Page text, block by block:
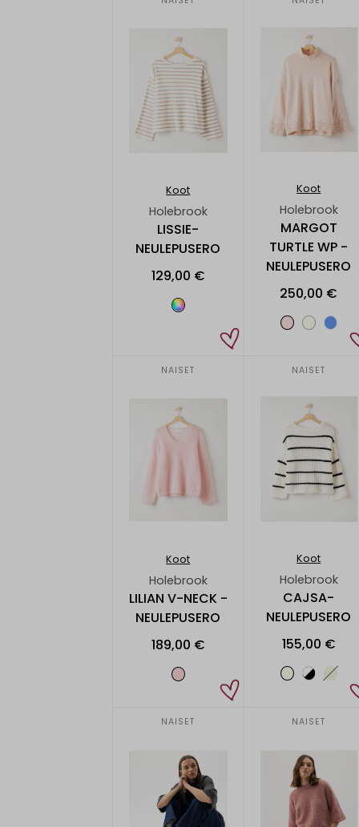
Koot
Holebrook
LISSIE-
NEULEPUSERO
129,00 €
Koot
Holebrook
MARGOT
TURTLE WP -
NEULEPUSERO
250,00 €
NAISET
Koot
Holebrook
LILIAN V-NECK -
NEULEPUSERO
189,00 €
NAISET
Koot
Holebrook
CAJSA-
NEULEPUSERO
155,00 €
NAISET NAISET